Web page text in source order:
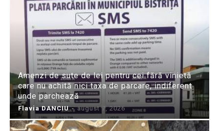
Amenzi de sute de lei pentru cei fără vinietă
care nu achită nici taxa de parcare, indiferent
unde parchează
Flavia DANCIU - august 7, 2026